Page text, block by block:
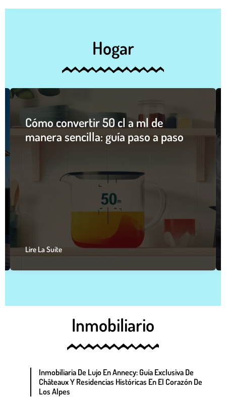
Hogar
Cómo convertir 50 cl a ml de
manera sencilla: guía paso a paso
Lire La Suite
Inmobiliario
Inmobiliaria De Lujo En Annecy: Guía Exclusiva De
Châteaux Y Residencias Históricas En El Corazón De
Los Alpes